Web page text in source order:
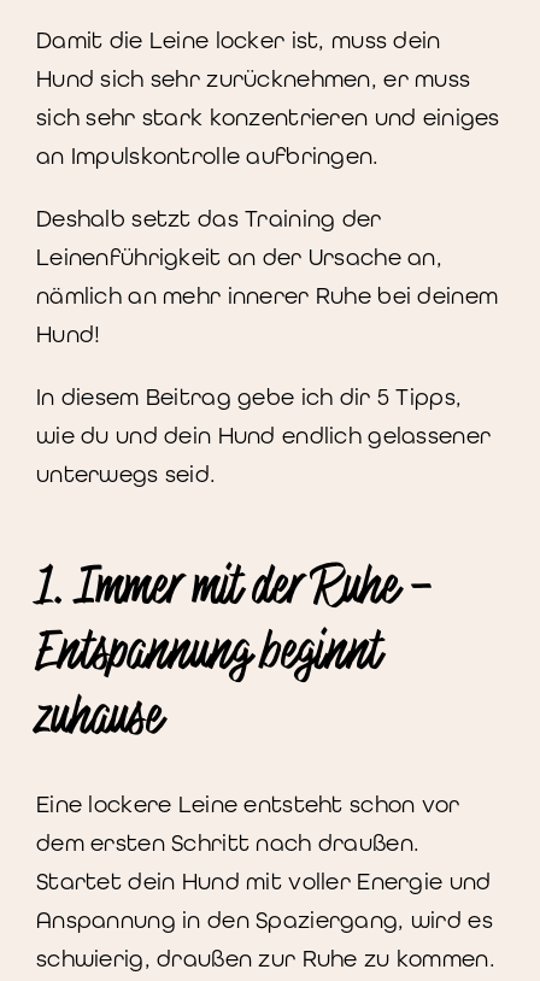
Damit die Leine locker ist, muss dein
Hund sich sehr zurücknehmen, er muss
sich sehr stark konzentrieren und einiges
an Impulskontrolle aufbringen.
Deshalb setzt das Training der
Leinenführigkeit an der Ursache an,
nämlich an mehr innerer Ruhe bei deinem
Hund!
In diesem Beitrag gebe ich dir 5 Tipps,
wie du und dein Hund endlich gelassener
unterwegs seid.
1. Immer mit der Ruhe –
Entspannung beginnt
zuhause
Eine lockere Leine entsteht schon vor
dem ersten Schritt nach draußen.
Startet dein Hund mit voller Energie und
Anspannung in den Spaziergang, wird es
schwierig, draußen zur Ruhe zu kommen.